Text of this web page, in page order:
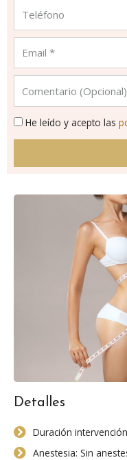
He leído y acepto las
Detalles
Duración
Anestesia: Sin